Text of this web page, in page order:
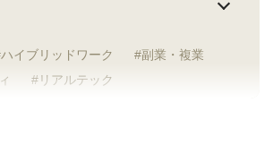
ハイブリッドワーク
副業・複業
リアルテック